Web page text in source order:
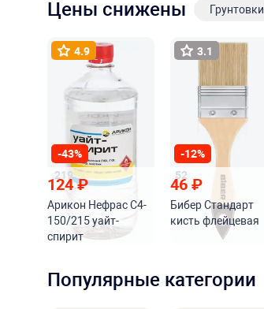
Цены снижены Грунтовки
4.9
-43%
219
124₽
Арикон Нефрас С4-
150/215 уайт-
спирит
3.1
-12%
52
46 ₽
Бибер Стандарт
кисть флейцевая
Популярные категории